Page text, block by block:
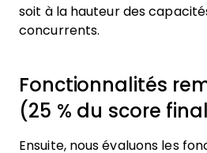
soit à la hauteur des
concurrents.
Fonctionnalités
(25 % du score
Ensuite, nous évaluons les